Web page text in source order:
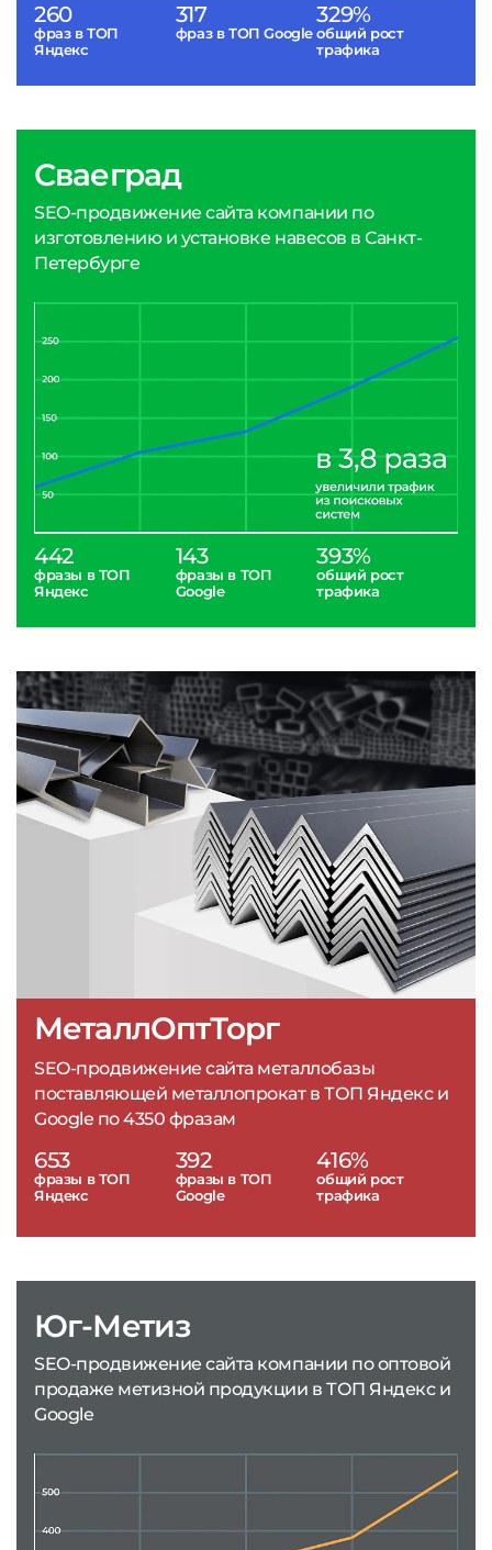
260
фраз в ТОП
Яндекс
317
фраз в ТОП Google
329%
общий рост
трафика
МеталлОптТорг
SEO-продвижение сайта металлобазы
поставляющей металлопрокат в ТОП Яндекс и
Google по 4350 фразам
653
фразы в ТОП
Яндекс
392
фразы в ТОП
Google
416%
общий рост
трафика
Сваеград
SEO-продвижение сайта компании по
изготовлению и установке навесов в Санкт-
Петербурге
442
фразы в ТОП
Яндекс
143
фразы в ТОП
Google
393%
общий рост
трафика
Юг-Метиз
SEO-продвижение сайта компании по оптовой
продаже метизной продукции в ТОП Яндекс и
Google